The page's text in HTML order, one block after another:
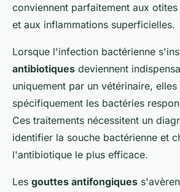
conviennent parfaitement aux
et aux inflammations superficielles.
Lorsque l'infection bactérienne
antibiotiques deviennent
uniquement par un vétérinaire,
spécifiquement les bactéries
Ces traitements nécessitent un
identifier la souche bactérienne et
l'antibiotique le plus efficace.
Les gouttes antifongiques